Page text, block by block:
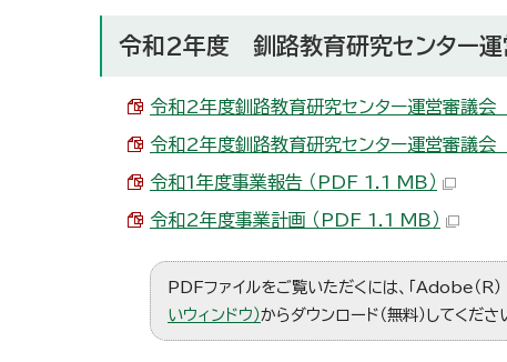
令和2年度 釧路教育研究センター
令和2年度釧路教育研究センター運営審議
令和2年度釧路教育研究センター運営審議
令和1年度事業報告 （PDF 1.1 MB）
令和2年度事業計画 （PDF 1.1 MB）
PDFファイルをご覧いただくには、「Adobe（R
いウィンドウ）からダウンロード（無料）してくださ